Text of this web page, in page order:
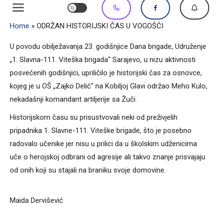
Home » ODRŽAN HISTORIJSKI ČAS U VOGOŠĆI
U povodu obilježavanja 23. godišnjice Dana brigade, Udruženje
„1. Slavna-111. Viteška brigada“ Sarajevo, u nizu aktivnosti
posvećenih godišnjici, upriličilo je historijski čas za osnovce,
kojeg je u OŠ „Zajko Delić“ na Kobiljoj Glavi održao Meho Kulo,
nekadašnji komandant artiljerije sa Žuči.
Historijskom času su prisustvovali neki od preživjelih
pripadnika 1. Slavne-111. Viteške brigade, što je posebno
radovalo učenike jer nisu u prilici da u školskim udženicima
uče o herojskoj odbrani od agresije ali takvo znanje prisvajaju
od onih koji su stajali na braniku svoje domovine.
Maida Dervišević